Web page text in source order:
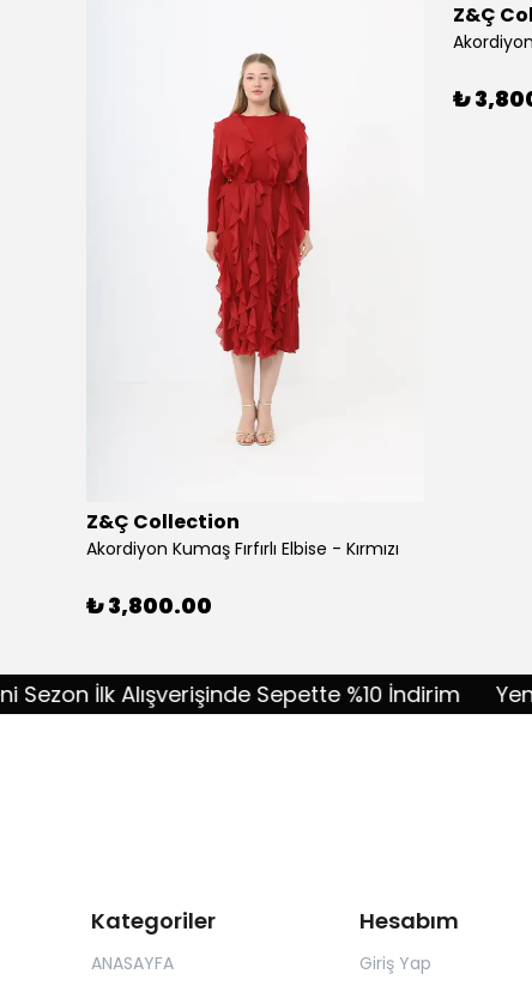
Z&Ç Collection
Akordiyon Kumaş Fırfırlı Elbise - Kırmızı
₺ 3,800.00
Z&Ç
₺
İlk Alışverişinde Sepette %10 İndirim Yeni
Kategoriler
ANASAYFA
Hesabım
Giriş Yap